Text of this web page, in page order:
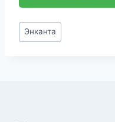
Метки
записи:
Энканта